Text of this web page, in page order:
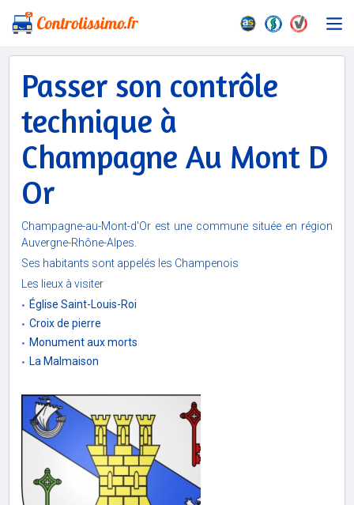
Passer son contrôle
technique à
Champagne Au Mont D
Or
Champagne-au-Mont-d'Or est une commune située en région
Auvergne-Rhône-Alpes.
Ses habitants sont appelés les Champenois
Les lieux à visiter
Église Saint-Louis-Roi
Croix de pierre
Monument aux morts
La Malmaison